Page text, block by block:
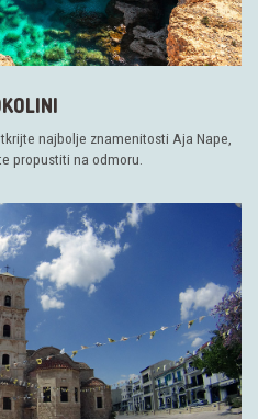
najbolje znamenitosti Aja Nape,
propustiti na odmoru.